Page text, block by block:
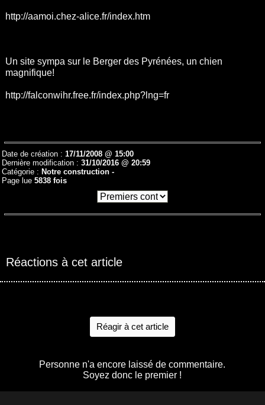
http://aamoi.chez-alice.fr/index.htm
Un site sympa sur le Berger des Pyrénées, un chien
magnifique!
http://falconwihr.free.fr/index.php?lng=fr
Date de création :17/11/2008 @ 15:00
Dernière modification :31/10/2016 @ 20:59
Catégorie : Notre construction -
Page lue5838 fois
Réactions à cet article
Réagir à cet article
Personne n'a encore laissé de commentaire.
Soyez donc le premier !